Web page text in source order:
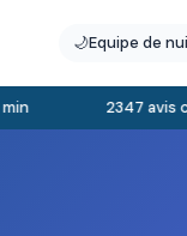
🌙Equipe de
2347 avis